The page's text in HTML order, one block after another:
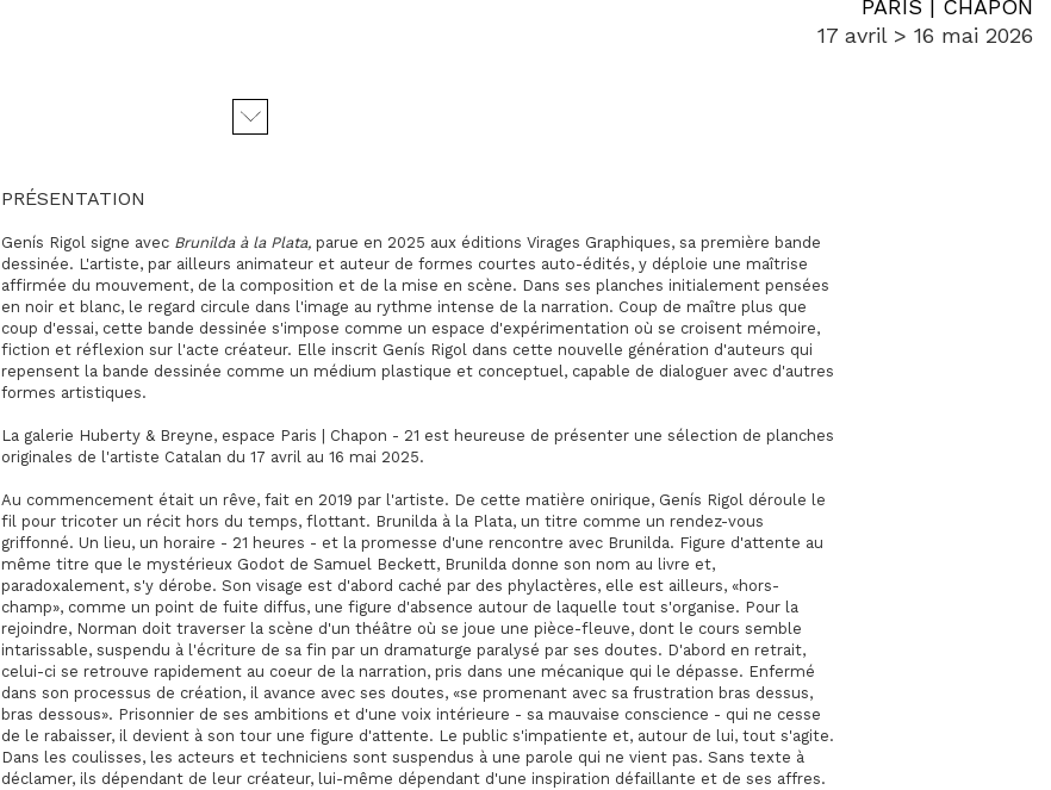
PARIS | CHAPON
17 avril > 16 mai 2026
PRÉSENTATION
Genís Rigol signe avec Brunilda à la Plata, parue en 2025 aux éditions Virages Graphiques, sa première bande
dessinée. L'artiste, par ailleurs animateur et auteur de formes courtes auto-édités, y déploie une maîtrise
affirmée du mouvement, de la composition et de la mise en scène. Dans ses planches initialement pensées
en noir et blanc, le regard circule dans l'image au rythme intense de la narration. Coup de maître plus que
coup d'essai, cette bande dessinée s'impose comme un espace d'expérimentation où se croisent mémoire,
fiction et réflexion sur l'acte créateur. Elle inscrit Genís Rigol dans cette nouvelle génération d'auteurs qui
repensent la bande dessinée comme un médium plastique et conceptuel, capable de dialoguer avec d'autres
formes artistiques.
La galerie Huberty & Breyne, espace Paris | Chapon - 21 est heureuse de présenter une sélection de planches
originales de l'artiste Catalan du 17 avril au 16 mai 2025.
Au commencement était un rêve, fait en 2019 par l'artiste. De cette matière onirique, Genís Rigol déroule le
fil pour tricoter un récit hors du temps, flottant. Brunilda à la Plata, un titre comme un rendez-vous
griffonné. Un lieu, un horaire - 21 heures - et la promesse d'une rencontre avec Brunilda. Figure d'attente au
même titre que le mystérieux Godot de Samuel Beckett, Brunilda donne son nom au livre et,
paradoxalement, s'y dérobe. Son visage est d'abord caché par des phylactères, elle est ailleurs, «hors-
champ», comme un point de fuite diffus, une figure d'absence autour de laquelle tout s'organise. Pour la
rejoindre, Norman doit traverser la scène d'un théâtre où se joue une pièce-fleuve, dont le cours semble
intarissable, suspendu à l'écriture de sa fin par un dramaturge paralysé par ses doutes. D'abord en retrait,
celui-ci se retrouve rapidement au coeur de la narration, pris dans une mécanique qui le dépasse. Enfermé
dans son processus de création, il avance avec ses doutes, «se promenant avec sa frustration bras dessus,
bras dessous». Prisonnier de ses ambitions et d'une voix intérieure - sa mauvaise conscience - qui ne cesse
de le rabaisser, il devient à son tour une figure d'attente. Le public s'impatiente et, autour de lui, tout s'agite.
Dans les coulisses, les acteurs et techniciens sont suspendus à une parole qui ne vient pas. Sans texte à
déclamer, ils dépendant de leur créateur, lui-même dépendant d'une inspiration défaillante et de ses affres.